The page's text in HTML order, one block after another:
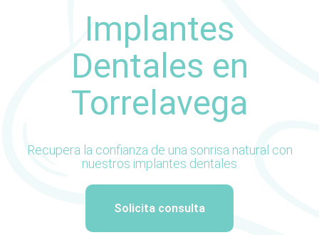
Implantes
Dentales en
Torrelavega
Recupera la confianza de una sonrisa natural con
nuestros implantes dentales
Solicita consulta